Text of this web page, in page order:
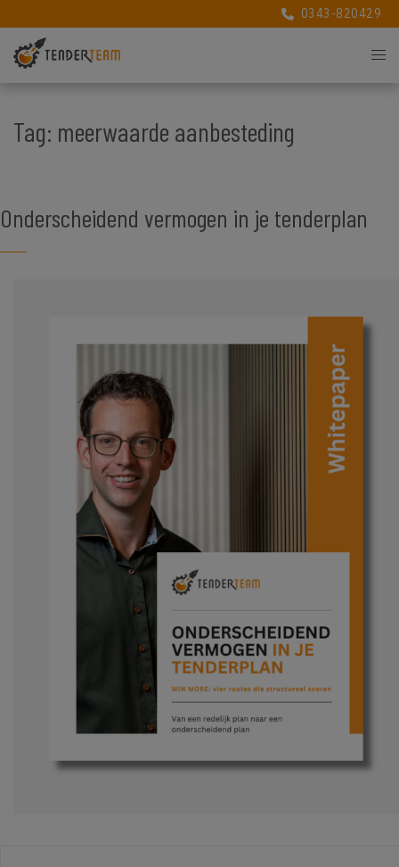
0343-820429
0343-820429
Tag: meerwaarde aanbesteding
Onderscheidend vermogen in je tenderplan